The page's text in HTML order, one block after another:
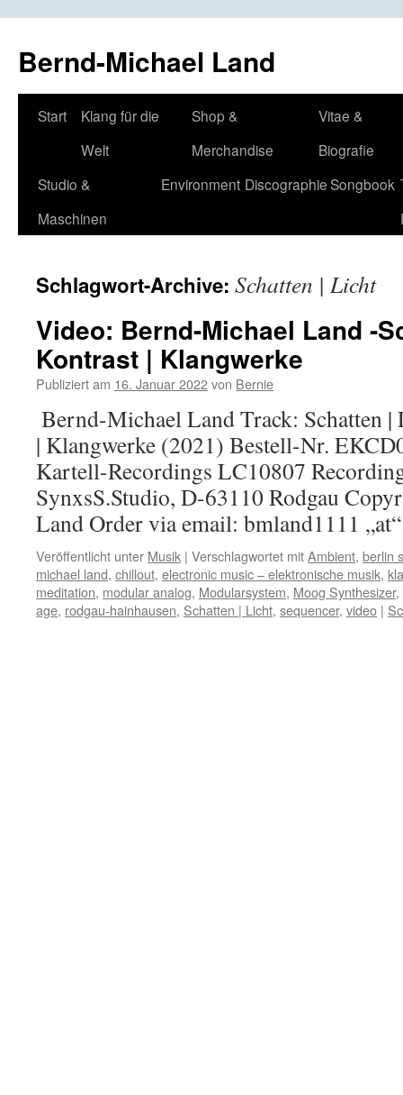
Bernd-Michael Land
Zum
springen
Start
Klang für die
Welt
Shop &
Merchandise
Vitae &
Biografie
Studio &
Maschinen
Environment DiscographieSongbook
Schlagwort-Archive: Schatten | Licht
Video: Bernd-Michael Land -
Kontrast | Klangwerke
Publiziert am 16. Januar 2022von Bernie
Bernd-Michael Land Track: Schatten
| Klangwerke (2021) Bestell-Nr.
Kartell-Recordings LC10807
SynxsS.Studio, D-63110 Rodgau
Land Order via email: bmland1111
Veröffentlicht unter Musik | Verschlagwortet mitAmbient, berlin
michael land, chillout, electronic music – elektronische musik,
meditation, modular analog, Modularsystem, Moog Synthesizer,
age, rodgau-hainhausen, Schatten | Licht, sequencer, video |